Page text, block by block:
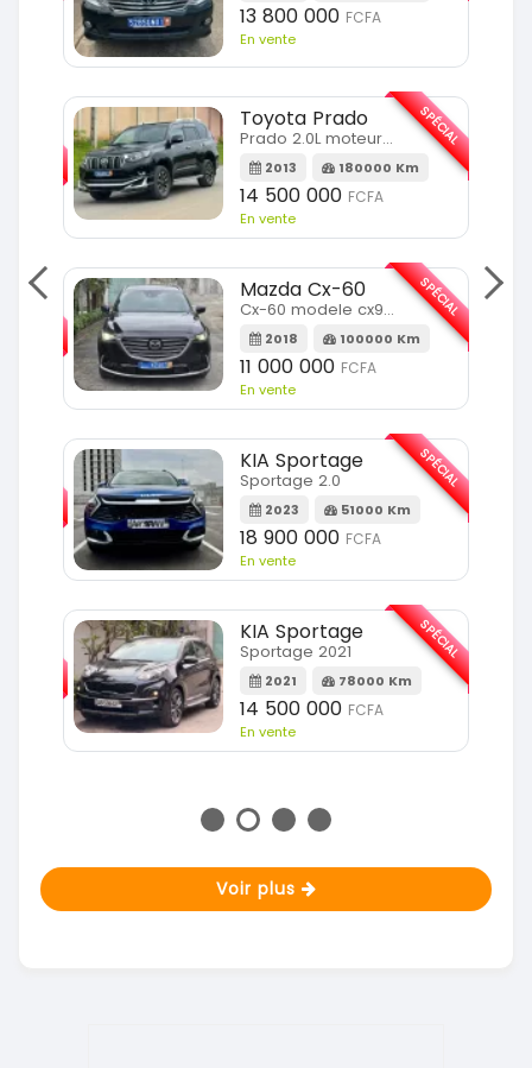
SPÉCIAL
13 800 000 FCFA
En vente
Toyota Prado
Prado 2.0L moteur d4d
2013 180000 Km
14 500 000 FCFA
En vente
SPÉCIAL
Mazda Cx-60
Cx-60 modele cx9 full option
2018 100000 Km
11 000 000 FCFA
En vente
SPÉCIAL
KIA Sportage
Sportage 2.0
2023 51000 Km
18 900 000 FCFA
En vente
SPÉCIAL
KIA Sportage
Sportage 2021
2021 78000 Km
14 500 000 FCFA
En vente
SPÉCIAL
Voir plus